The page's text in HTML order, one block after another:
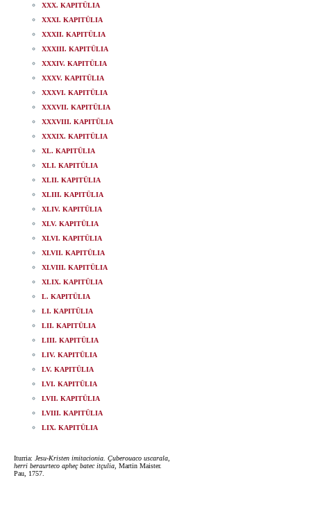
XXX. KAPITÜLIA
XXXI. KAPITÜLIA
XXXII. KAPITÜLIA
XXXIII. KAPITÜLIA
XXXIV. KAPITÜLIA
XXXV. KAPITÜLIA
XXXVI. KAPITÜLIA
XXXVII. KAPITÜLIA
XXXVIII. KAPITÜLIA
XXXIX. KAPITÜLIA
XL. KAPITÜLIA
XLI. KAPITÜLIA
XLII. KAPITÜLIA
XLIII. KAPITÜLIA
XLIV. KAPITÜLIA
XLV. KAPITÜLIA
XLVI. KAPITÜLIA
XLVII. KAPITÜLIA
XLVIII. KAPITÜLIA
XLIX. KAPITÜLIA
L. KAPITÜLIA
LI. KAPITÜLIA
LII. KAPITÜLIA
LIII. KAPITÜLIA
LIV. KAPITÜLIA
LV. KAPITÜLIA
LVI. KAPITÜLIA
LVII. KAPITÜLIA
LVIII. KAPITÜLIA
LIX. KAPITÜLIA
Iturria: Jesu-Kristen imitacionia. Çuberouaco uscarala,
herri beraurteco apheç batec itçulia , Martin Maister.
Pau, 1757.